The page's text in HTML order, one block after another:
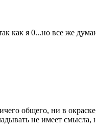
как я 0...но все же
общего, ни в
не имеет